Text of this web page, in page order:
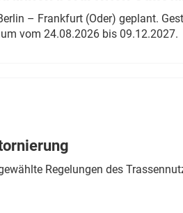
– Frankfurt (Oder) geplant.
vom 24.08.2026 bis 09.12.2027.
Regelungen des